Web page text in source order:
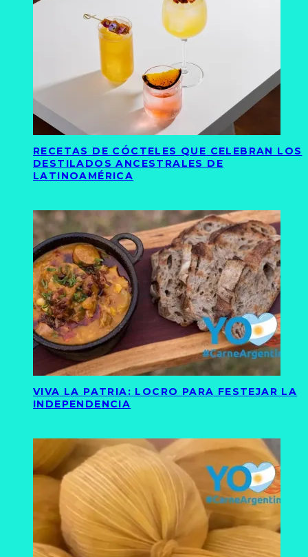
RECETAS DE CÓCTELES QUE CELEBRAN LOS
DESTILADOS ANCESTRALES DE
LATINOAMÉRICA
VIVA LA PATRIA: LOCRO PARA FESTEJAR LA
INDEPENDENCIA